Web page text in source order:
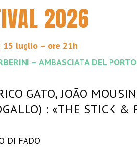
2026
15 luglio – ore 21h
– AMBASCIATA DEL
GATO, JOÃO
: «THE STICK &
DI FADO